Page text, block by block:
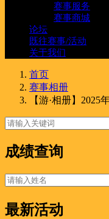
赛事服务
赛事商城
论坛
既往赛事/活动
关于我们
首页
赛事相册
【游·相册】2025
成绩查询
最新活动